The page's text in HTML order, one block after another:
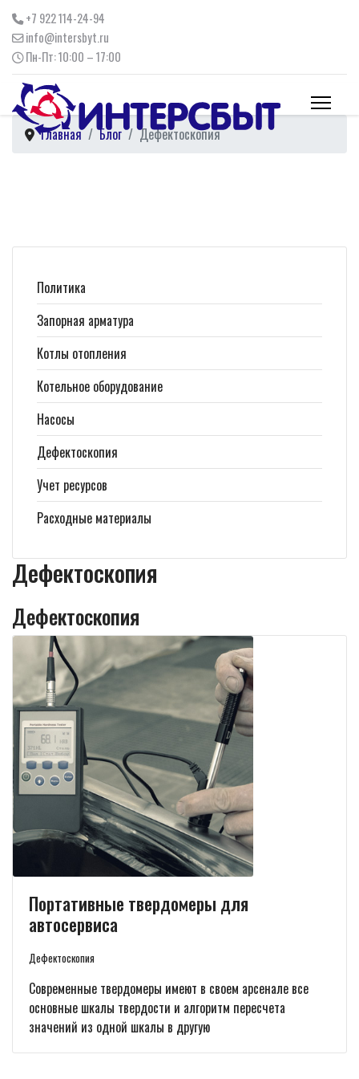
+7 922 114-24-94
info@intersbyt.ru
Пн-Пт: 10:00 – 17:00
Главная Блог Дефектоскопия
Политика
Запорная арматура
Котлы отопления
Котельное оборудование
Насосы
Дефектоскопия
Учет ресурсов
Расходные материалы
Дефектоскопия
Дефектоскопия
Портативные твердомеры для
автосервиса
Дефектоскопия
Современные твердомеры имеют в своем арсенале все
основные шкалы твердости и алгоритм пересчета
значений из одной шкалы в другую